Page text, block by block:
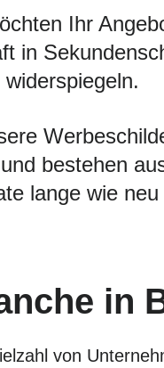
Ihr
in
bestehen
lange wie neu
in
von